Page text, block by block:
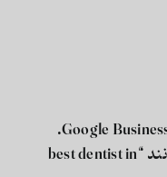
– معرفی چند کلمه کلیدی محلی مانند “best dentist in